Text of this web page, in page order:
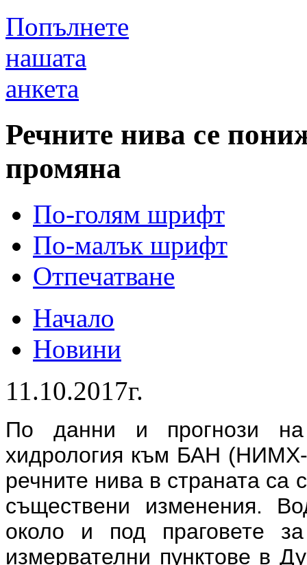
Попълнете
нашата
анкета
Речните нива се
промяна
По-голям шрифт
По-малък шрифт
Отпечатване
Начало
Новини
11.10.2017г.
По данни и прогнози на
хидрология към БАН
речните нива в страната са
съществени изменения.
около и под праговете
измервателни пунктове в